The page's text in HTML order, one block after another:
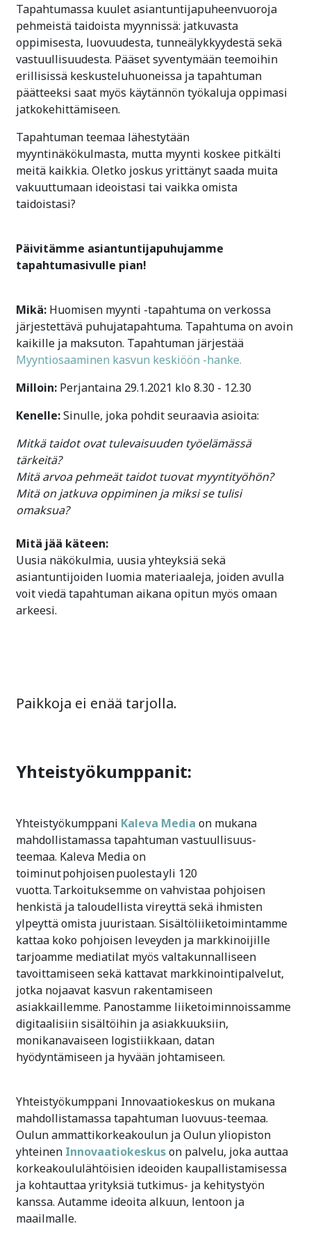
Tapahtumassa kuulet asiantuntijapuheenvuoroja
pehmeistä taidoista myynnissä: jatkuvasta
oppimisesta, luovuudesta, tunneälykkyydestä sekä
vastuullisuudesta. Pääset syventymään teemoihin
erillisissä keskusteluhuoneissa ja tapahtuman
päätteeksi saat myös käytännön työkaluja oppimasi
jatkokehittämiseen.
Tapahtuman teemaa lähestytään
myyntinäkökulmasta, mutta myynti koskee pitkälti
meitä kaikkia. Oletko joskus yrittänyt saada muita
vakuuttumaan ideoistasi tai vaikka omista
taidoistasi?
Päivitämme asiantuntijapuhujamme
tapahtumasivulle pian!
Mikä: Huomisen myynti -tapahtuma on verkossa
järjestettävä puhujatapahtuma. Tapahtuma on avoin
kaikille ja maksuton. Tapahtuman järjestää
Myyntiosaaminen kasvun keskiöön -hanke.
Milloin: Perjantaina 29.1.2021 klo 8.30 - 12.30
Kenelle:Sinulle, joka pohdit seuraavia asioita:
Mitkä taidot ovat tulevaisuuden työelämässä
tärkeitä?
Mitä arvoa pehmeät taidot tuovat myyntityöhön?
Mitä on jatkuva oppiminen ja miksi se tulisi
omaksua?
Mitä jää käteen:
Uusia näkökulmia, uusia yhteyksiä sekä
asiantuntijoiden luomia materiaaleja, joiden avulla
voit viedä tapahtuman aikana opitun myös omaan
arkeesi.
Paikkoja ei enää tarjolla.
Yhteistyökumppanit:
Yhteistyökumppani Kaleva Media on mukana
mahdollistamassa tapahtuman vastuullisuus-
teemaa. Kaleva Media on
toiminut pohjoisen puolesta yli 120
vuotta. Tarkoituksemme on vahvistaa pohjoisen
henkistä ja taloudellista vireyttä sekä ihmisten
ylpeyttä omista juuristaan. Sisältöliiketoimintamme
kattaa koko pohjoisen leveyden ja markkinoijille
tarjoamme mediatilat myös valtakunnalliseen
tavoittamiseen sekä kattavat markkinointipalvelut,
jotka nojaavat kasvun rakentamiseen
asiakkaillemme. Panostamme liiketoiminnoissamme
digitaalisiin sisältöihin ja asiakkuuksiin,
monikanavaiseen logistiikkaan, datan
hyödyntämiseen ja hyvään johtamiseen.
Yhteistyökumppani Innovaatiokeskus on mukana
mahdollistamassa tapahtuman luovuus-teemaa.
Oulun ammattikorkeakoulun ja Oulun yliopiston
yhteinen Innovaatiokeskuson palvelu, joka auttaa
korkeakoululähtöisien ideoiden kaupallistamisessa
ja kohtauttaa yrityksiä tutkimus- ja kehitystyön
kanssa. Autamme ideoita alkuun, lentoon ja
maailmalle.